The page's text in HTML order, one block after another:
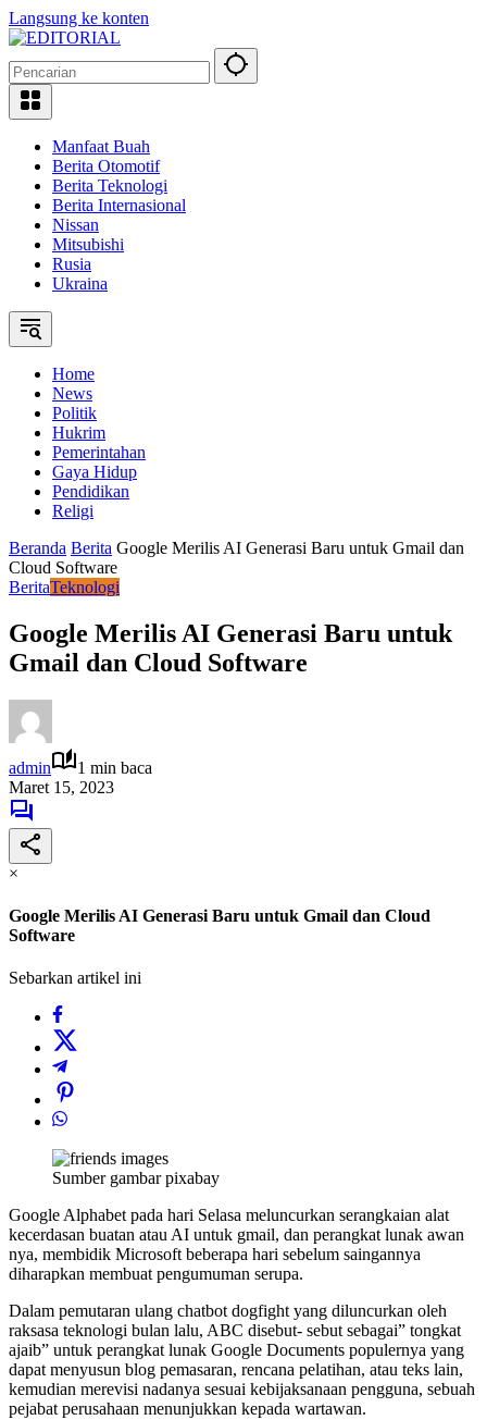
Langsung ke konten
Manfaat Buah
Berita Otomotif
Berita Teknologi
Berita Internasional
Nissan
Mitsubishi
Rusia
Ukraina
Home
News
Politik
Hukrim
Pemerintahan
Gaya Hidup
Pendidikan
Religi
Beranda Berita Google Merilis AI Generasi Baru untuk Gmail dan
Cloud Software
BeritaTeknologi
Google Merilis AI Generasi Baru untuk
Gmail dan Cloud Software
admin
1 min baca
Maret 15, 2023
×
Google Merilis AI Generasi Baru untuk Gmail dan Cloud
Software
Sebarkan artikel ini
Sumber gambar pixabay
Google Alphabet pada hari Selasa meluncurkan serangkaian alat
kecerdasan buatan atau AI untuk gmail, dan perangkat lunak awan
nya, membidik Microsoft beberapa hari sebelum saingannya
diharapkan membuat pengumuman serupa.
Dalam pemutaran ulang chatbot dogfight yang diluncurkan oleh
raksasa teknologi bulan lalu, ABC disebut- sebut sebagai” tongkat
ajaib” untuk perangkat lunak Google Documents populernya yang
dapat menyusun blog pemasaran, rencana pelatihan, atau teks lain,
kemudian merevisi nadanya sesuai kebijaksanaan pengguna, sebuah
pejabat perusahaan menunjukkan kepada wartawan.